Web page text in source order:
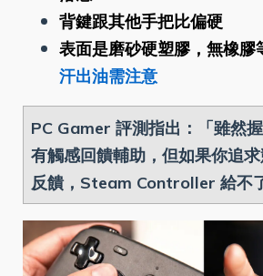
背鍵跟其他手把比偏硬
表面是磨砂硬塑膠，無橡膠
汗出油需注意
PC Gamer 評測指出：「雖然
有觸感回饋輔助，但如果你追
反饋，Steam Controller 給不